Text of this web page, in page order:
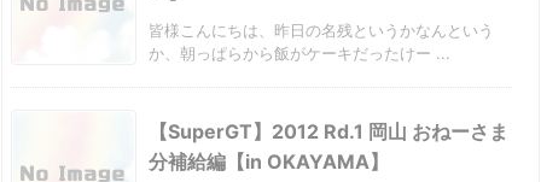
皆様こんにちは、昨日の名残というかなんという
か、朝っぱらから飯がケーキだったけー ...
【SuperGT】2012 Rd.1 岡山 おねーさま
分補給編【in OKAYAMA】